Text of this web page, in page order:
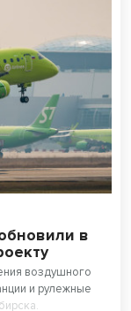
в
воздушного
и рулежные